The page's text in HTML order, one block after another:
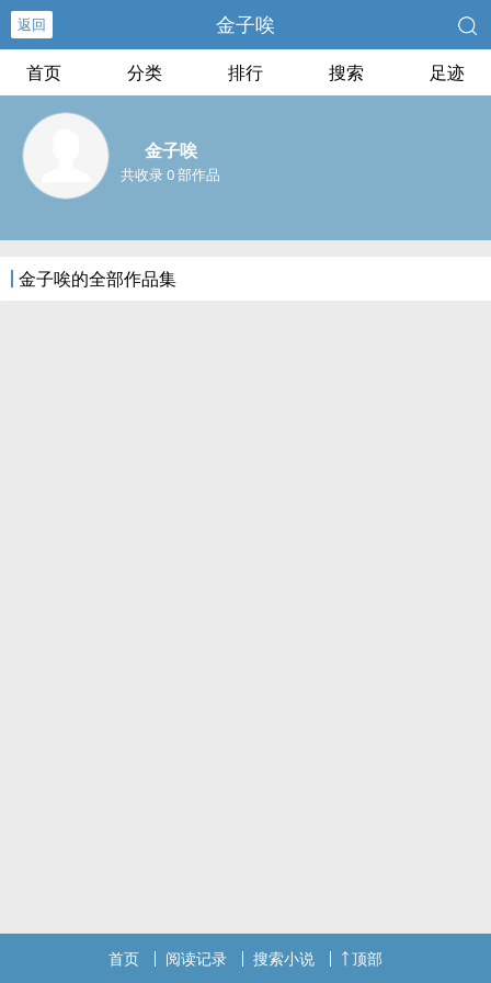
返回 金子唉
首页 分类 排行 搜索 足迹
金子唉
共收录 0 部作品
金子唉的全部作品集
首页 阅读记录 搜索小说 顶部